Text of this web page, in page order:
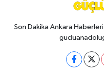
Son Dakika Ankara